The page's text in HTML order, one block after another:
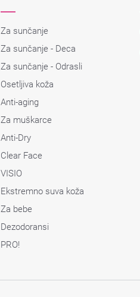
Za sunčanje
Za sunčanje - Deca
Za sunčanje - Odrasli
Osetljiva koža
Anti-aging
Za muškarce
Anti-Dry
Clear Face
VISIO
Ekstremno suva koža
Za bebe
Dezodoransi
PRO!